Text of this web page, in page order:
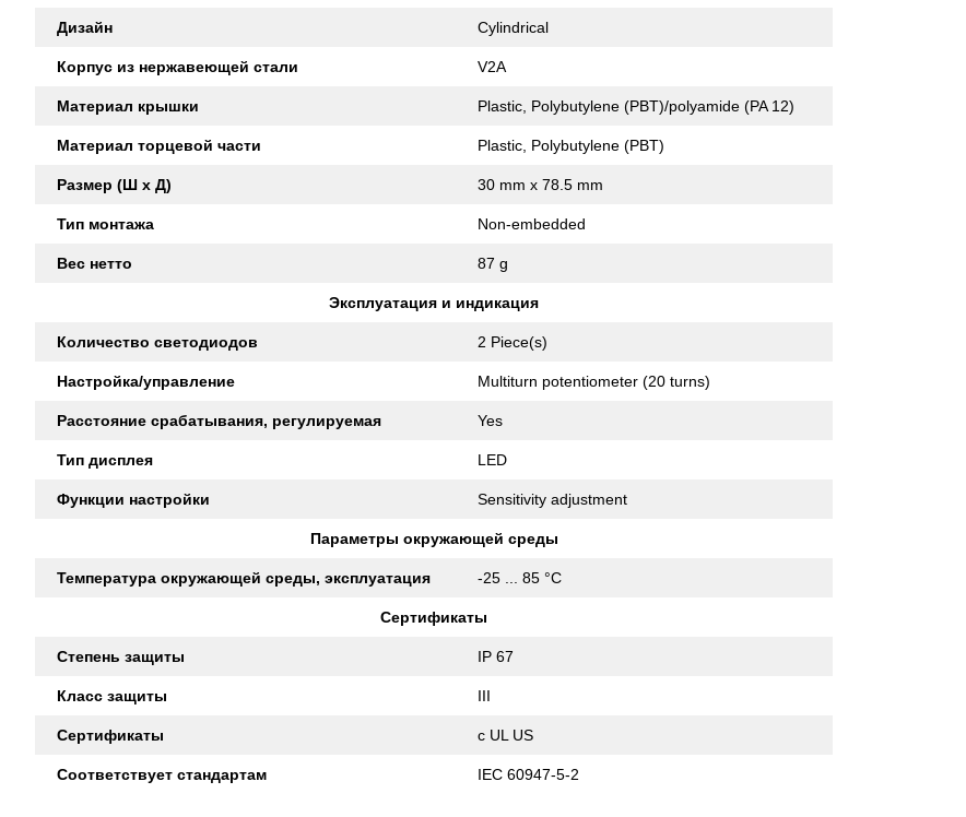
Дизайн Cylindrical
Корпус из нержавеющей стали V2A
Материал крышки Plastic, Polybutylene (PBT)/polyamide (PA 12)
Материал торцевой части Plastic, Polybutylene (PBT)
Размер (Ш x Д) 30 mm x 78.5 mm
Тип монтажа Non-embedded
Вес нетто 87 g
Эксплуатация и индикация
Количество светодиодов 2 Piece(s)
Настройка/управление Multiturn potentiometer (20 turns)
Расстояние срабатывания, регулируемая Yes
Тип дисплея LED
Функции настройки Sensitivity adjustment
Параметры окружающей среды
Температура окружающей среды, эксплуатация -25 ... 85 °C
Сертификаты
Степень защиты IP 67
Класс защиты III
Сертификаты c UL US
Соответствует стандартам IEC 60947-5-2